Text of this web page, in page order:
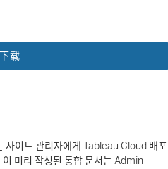
下载
이트 관리자에게 Tableau Cloud 배포
미리 작성된 통합 문서는 Admin